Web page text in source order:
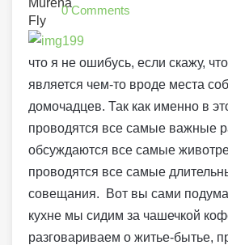
0 Comments
что я не ошибусь, если скажу,
является чем-то вроде места
домочадцев. Так как именно в
проводятся все самые важные
обсуждаются все самые
проводятся все самые
совещания. Вот вы сами
кухне мы сидим за чашечкой
разговариваем о житье-бытье,